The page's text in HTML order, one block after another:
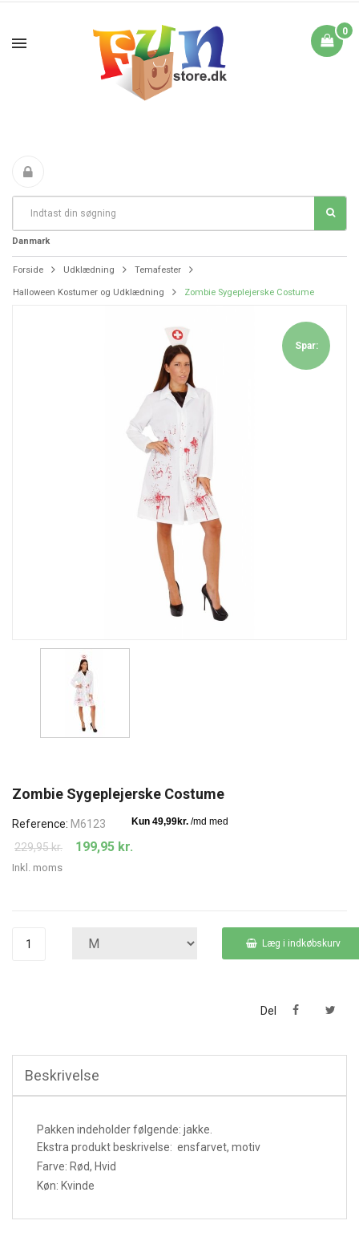
0
Fri Fragt fra 199 i
Danmark
DAG TIL DAG LEVERING
Forside Udklædning Temafester
Halloween Kostumer og Udklædning Zombie Sygeplejerske Costume
Spar:
Zombie Sygeplejerske Costume
Reference: M6123
229,95 kr.
199,95 kr.
Inkl. moms
Læg i indkøbskurv
Del
Beskrivelse
Pakken indeholder følgende: jakke.
Ekstra produkt beskrivelse: ensfarvet, motiv
Farve: Rød, Hvid
Køn: Kvinde